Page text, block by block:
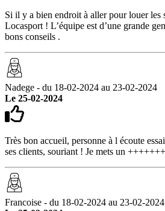
Si il y a bien endroit à aller pour louer les
Locasport ! L’équipe est d’une grande
bons conseils .
Nadege - du 18-02-2024 au 23-02-2024
Le 25-02-2024
Très bon accueil, personne à l écoute
ses clients, souriant ! Je mets un
Francoise - du 18-02-2024 au 23-02-2024